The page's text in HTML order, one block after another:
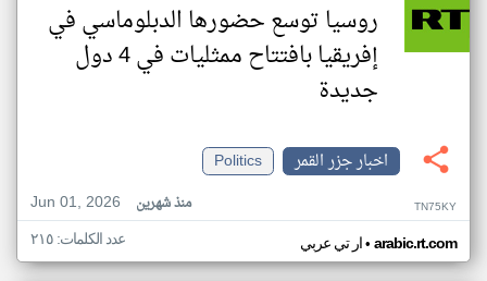
روسيا توسع حضورها الدبلوماسي في
إفريقيا بافتتاح ممثليات في 4 دول
جديدة
اخبار جزر القمر
Politics
Jun 01, 2026
منذ شهرين TN75KY
ار تي عربي• arabic.rt.com عدد الكلمات: ٢١٥